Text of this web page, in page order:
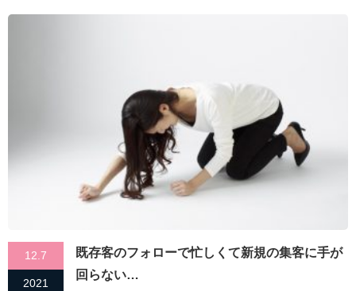
12.7
2021
既存客のフォローで忙しくて新規の集客に手が
回らない…